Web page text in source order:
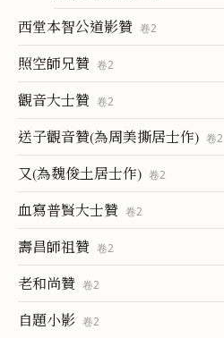
西堂本智公道影贊 卷2
照空師兄贊 卷2
觀音大士贊 卷2
送子觀音贊(為周美撕居士作) 卷2
又(為魏俊土居士作) 卷2
血寫普賢大士贊 卷2
壽昌師祖贊 卷2
老和尚贊 卷2
自題小影 卷2